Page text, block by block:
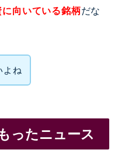
向いている銘柄だな
よね
ったニュース